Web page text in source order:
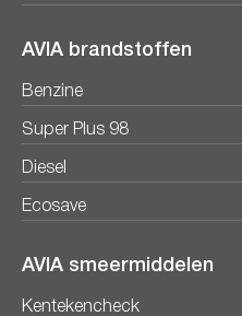
AVIA brandstoffen
Benzine
Super Plus 98
Diesel
Ecosave
AVIA smeermiddelen
Kentekencheck